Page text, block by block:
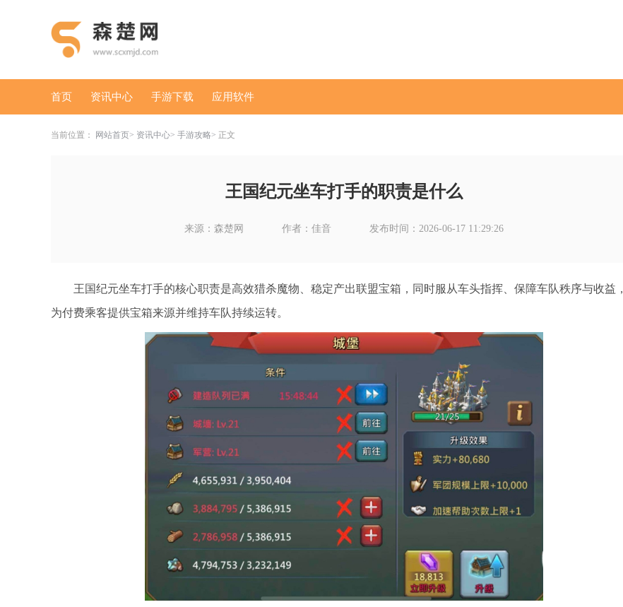
首页 资讯中心 手游下载 应用软件
当前位置： 网站首页 资讯中心 手游攻略 正文
王国纪元坐车打手的职责是什么
来源：森楚网 作者：佳音 发布时间：2026-06-17 11:29:26
王国纪元坐车打手的核心职责是高效猎杀魔物、稳定产出联盟宝箱，同时服从车头指挥、保障车队秩序与收益，
为付费乘客提供宝箱来源并维持车队持续运转。